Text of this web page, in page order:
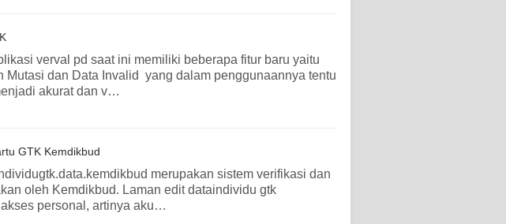
verval pd saat ini memiliki beberapa fitur baru yaitu
dan Data Invalid yang dalam penggunaannya tentu
akurat dan v…
GTK Kemdikbud
merupakan sistem verifikasi dan
oleh Kemdikbud. Laman edit dataindividu gtk
personal, artinya aku…